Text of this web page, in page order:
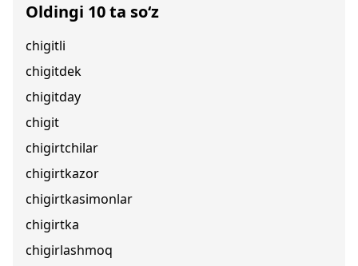
Oldingi 10 ta so‘z
chigitli
chigitdek
chigitday
chigit
chigirtchilar
chigirtkazor
chigirtkasimonlar
chigirtka
chigirlashmoq